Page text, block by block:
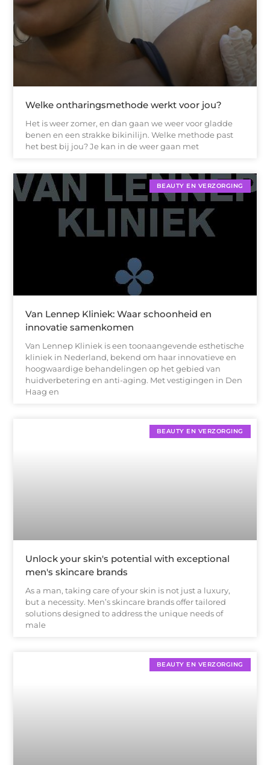
Welke ontharingsmethode werkt voor jou?
Het is weer zomer, en dan gaan we weer voor gladde
benen en een strakke bikinilijn. Welke methode past
het best bij jou? Je kan in de weer gaan met
BEAUTY EN VERZORGING
Van Lennep Kliniek: Waar schoonheid en
innovatie samenkomen
Van Lennep Kliniek is een toonaangevende esthetische
kliniek in Nederland, bekend om haar innovatieve en
hoogwaardige behandelingen op het gebied van
huidverbetering en anti-aging. Met vestigingen in Den
Haag en
BEAUTY EN VERZORGING
Unlock your skin's potential with exceptional
men's skincare brands
As a man, taking care of your skin is not just a luxury,
but a necessity. Men’s skincare brands offer tailored
solutions designed to address the unique needs of
male
BEAUTY EN VERZORGING